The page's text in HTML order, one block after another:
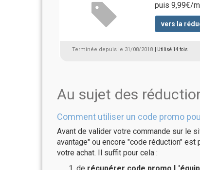
puis 9,99€/
vers la
Terminée depuis le 31/08/2018 | Utilisé 14 fois
Au sujet des
Comment utiliser un code promo
Avant de valider votre commande sur le
avantage" ou encore "code réduction"
votre achat. Il suffit pour cela :